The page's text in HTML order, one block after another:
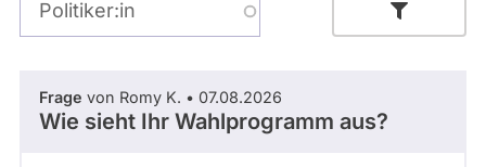
Sachsen-Anhalt
Schleswig-Holstein
Archiv
Frage von Romy K. • 07.08.2026
Wie sieht Ihr Wahlprogramm aus?